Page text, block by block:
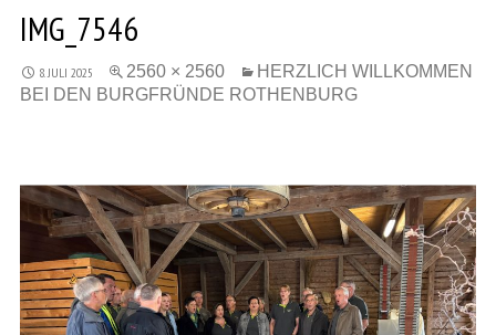
IMG_7546
8. JULI 2025 2560 × 2560
HERZLICH WILLKOMMEN
BEI DEN BURGFRÜNDE ROTHENBURG